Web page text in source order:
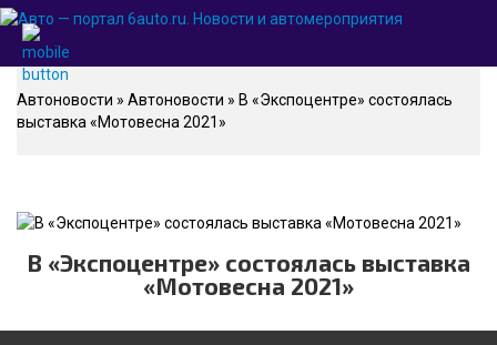
Автоновости » Автоновости » В «Экспоцентре» состоялась
выставка «Мотовесна 2021»
В «Экспоцентре» состоялась выставка
«Мотовесна 2021»